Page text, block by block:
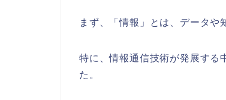
まず、「情報」とは、データや
特に、情報通信技術が発展する
た。